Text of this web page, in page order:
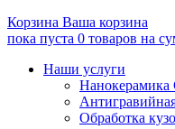
Корзина Ваша корзина
пока пуста 0 товаров на
Наши услуги
Нанокерамика
Обработка